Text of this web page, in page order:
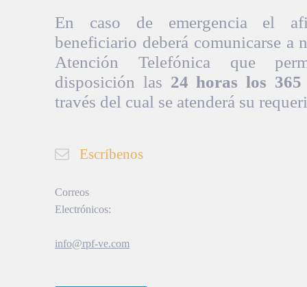
En caso de emergencia el
beneficiario deberá comunicarse a
Atención Telefónica que
disposición las 24 horas los
través del cual se atenderá su
Escríbenos
Correos
Electrónicos:
info@rpf-ve.com